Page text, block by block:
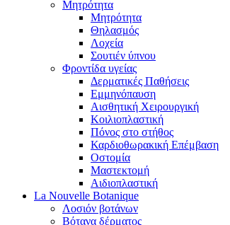
Μητρότητα
Μητρότητα
Θηλασμός
Λοχεία
Σουτιέν ύπνου
Φροντίδα υγείας
Δερματικές Παθήσεις
Εμμηνόπαυση
Αισθητική Χειρουργική
Κοιλιοπλαστική
Πόνος στο στήθος
Καρδιοθωρακική Επέμβαση
Οστομία
Μαστεκτομή
Αιδιοπλαστική
La Nouvelle Botanique
Λοσιόν βοτάνων
Βότανα δέρματος